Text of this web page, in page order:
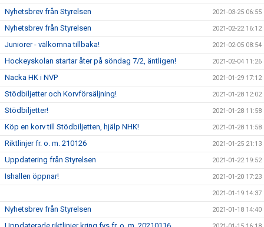
Nyhetsbrev från Styrelsen 2021-03-25 06:55
Nyhetsbrev från Styrelsen 2021-02-22 16:12
Juniorer - välkomna tillbaka! 2021-02-05 08:54
Hockeyskolan startar åter på söndag 7/2, äntligen! 2021-02-04 11:26
Nacka HK i NVP 2021-01-29 17:12
Stödbiljetter och Korvförsäljning! 2021-01-28 12:02
Stödbiljetter! 2021-01-28 11:58
Köp en korv till Stödbiljetten, hjälp NHK! 2021-01-28 11:58
Riktlinjer fr. o. m. 210126 2021-01-25 21:13
Uppdatering från Styrelsen 2021-01-22 19:52
Ishallen öppnar! 2021-01-20 17:23
2021-01-19 14:37
Nyhetsbrev från Styrelsen 2021-01-18 14:40